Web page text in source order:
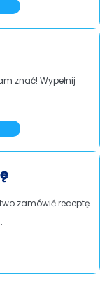
znać! Wypełnij
zamówić receptę